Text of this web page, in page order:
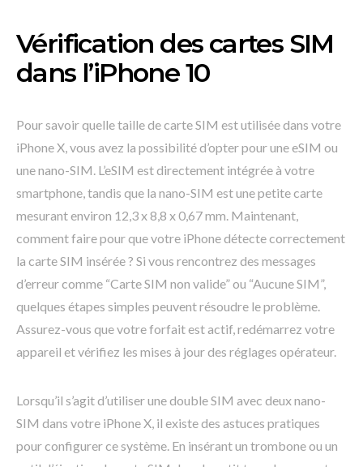
Vérification des cartes SIM
dans l’iPhone 10
Pour savoir quelle taille de carte SIM est utilisée dans votre
iPhone X, vous avez la possibilité d’opter pour une eSIM ou
une nano-SIM. L’eSIM est directement intégrée à votre
smartphone, tandis que la nano-SIM est une petite carte
mesurant environ 12,3 x 8,8 x 0,67 mm. Maintenant,
comment faire pour que votre iPhone détecte correctement
la carte SIM insérée ? Si vous rencontrez des messages
d’erreur comme “Carte SIM non valide” ou “Aucune SIM”,
quelques étapes simples peuvent résoudre le problème.
Assurez-vous que votre forfait est actif, redémarrez votre
appareil et vérifiez les mises à jour des réglages opérateur.
Lorsqu’il s’agit d’utiliser une double SIM avec deux nano-
SIM dans votre iPhone X, il existe des astuces pratiques
pour configurer ce système. En insérant un trombone ou un